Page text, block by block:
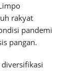
rakyat
pandemi
pangan.